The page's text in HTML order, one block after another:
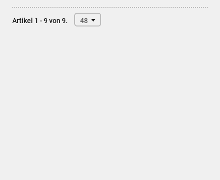
Artikel 1 - 9 von 9. 48